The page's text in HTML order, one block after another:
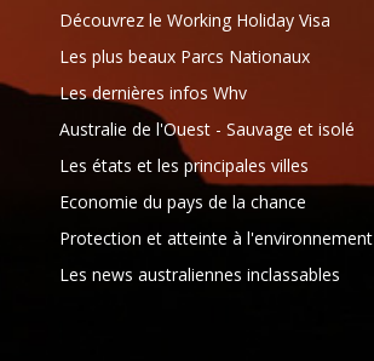
Découvrez le Working Holiday Visa
Les plus beaux Parcs Nationaux
Les dernières infos Whv
Australie de l'Ouest - Sauvage et isolé
Les états et les principales villes
Economie du pays de la chance
Protection et atteinte à l'environnement
Les news australiennes inclassables